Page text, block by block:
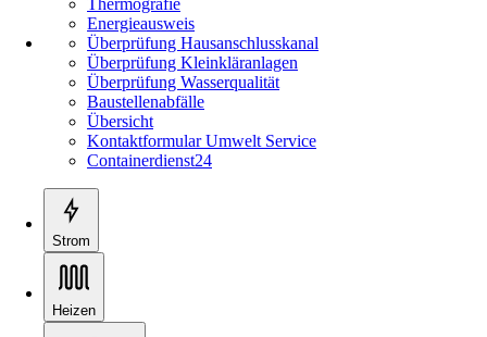
Energieausweis
Überprüfung Hausanschlusskanal
Überprüfung Kleinkläranlagen
Überprüfung Wasserqualität
Baustellenabfälle
Übersicht
Kontaktformular Umwelt Service
Containerdienst24
Strom
Heizen